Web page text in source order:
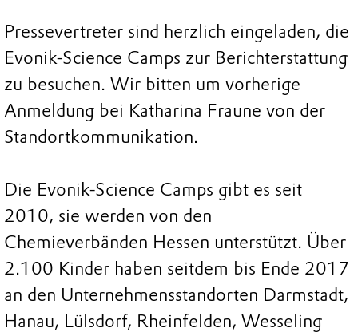
Pressevertreter sind herzlich eingeladen, die
Evonik-Science Camps zur Berichterstattung
zu besuchen. Wir bitten um vorherige
Anmeldung bei Katharina Fraune von der
Standortkommunikation.
Die Evonik-Science Camps gibt es seit
2010, sie werden von den
Chemieverbänden Hessen unterstützt. Über
2.100 Kinder haben seitdem bis Ende 2017
an den Unternehmensstandorten Darmstadt,
Hanau, Lülsdorf, Rheinfelden, Wesseling